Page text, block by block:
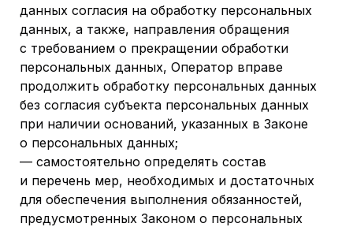
данных согласия на обработку персональных
данных, а также, направления обращения
с требованием о прекращении обработки
персональных данных, Оператор вправе
продолжить обработку персональных данных
без согласия субъекта персональных данных
при наличии оснований, указанных в Законе
о персональных данных;
— самостоятельно определять состав
и перечень мер, необходимых и достаточных
для обеспечения выполнения обязанностей,
предусмотренных Законом о персональных